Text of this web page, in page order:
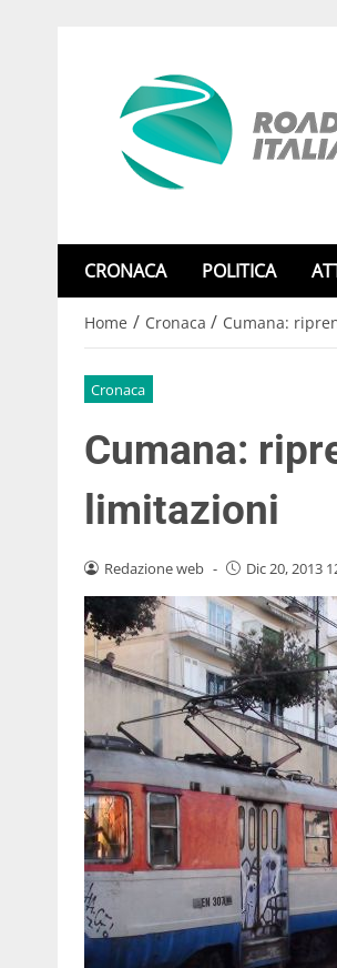
CRONACA POLITICA
Home / Cronaca / Cumana:
Cronaca
Cumana:
limitazioni
Redazione web - Dic 20, 2013